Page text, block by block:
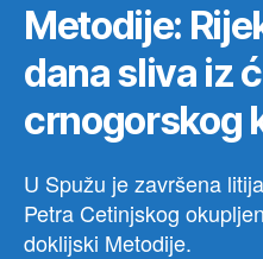
Metodije:
dana sliva iz
crnogorskog
U Spužu je završena
Petra Cetinjskog
doklijski Metodije.